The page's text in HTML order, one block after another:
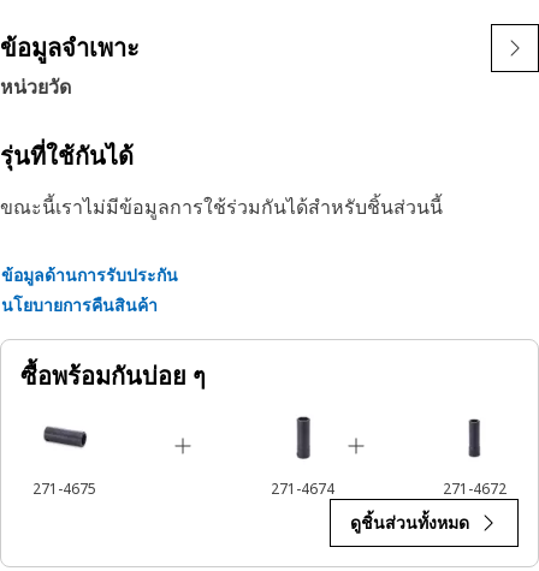
Attributes:
• 3/8" drive for compatibility with different impact tools.
conditions.
slippage and damage to fasteners.
fasteners.
• Black oxide finish offers increased resistance to rust and
Applications:
An Impact Socket is utilized in the assembly areas of the
equipment, for servicing where high torque and accurate fit
ข้อมูลจำเพาะ
หน่วยวัด
รุ่นที่ใช้กันได้
ขณะนี้เราไม่มีข้อมูลการใช้ร่วมกันได้สำหรับชิ้นส่วนนี้
ข้อมูลด้านการรับประกัน
นโยบายการคืนสินค้า
ซื้อพร้อมกันบ่อย ๆ
271-4675 271-4674 271-4672
ดูชิ้นส่วนทั้งหมด